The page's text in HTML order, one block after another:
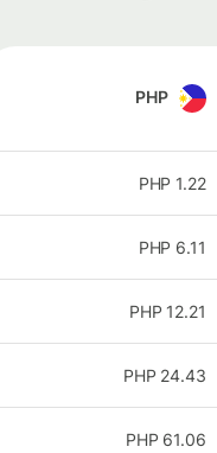
PHP
1.22
PHP
6.11
PHP
12.21
PHP
24.43
PHP
61.06
PHP